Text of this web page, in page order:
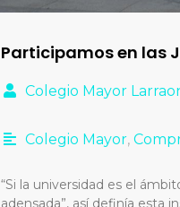
Participamos en las
Colegio Mayor
Colegio Mayor,
“Si la universidad es el
adensada”, así definía esta